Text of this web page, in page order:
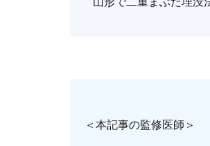
山形で二重まぶた埋没
＜本記事の監修医師＞